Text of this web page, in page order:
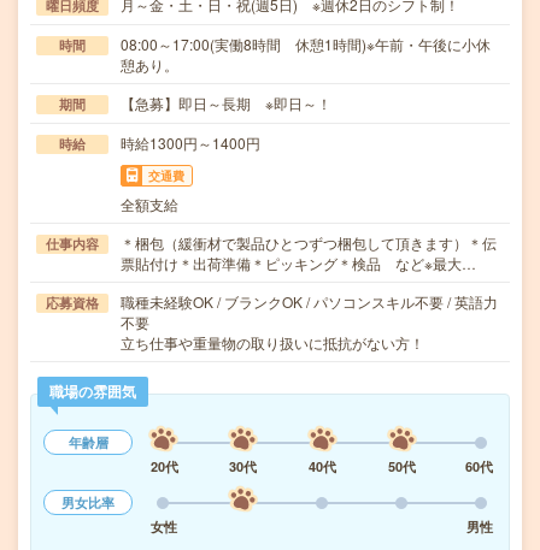
曜日頻度 月～金・土・日・祝(週5日) ※週休2日のシフト制！
時間
08:00～17:00(実働8時間 休憩1時間)※午前・午後に小休
憩あり。
期間 【急募】即日～長期 ※即日～！
時給 時給1300円～1400円
交通費
全額支給
仕事内容
＊梱包（緩衝材で製品ひとつずつ梱包して頂きます）＊伝
票貼付け＊出荷準備＊ピッキング＊検品 など※最大…
応募資格
職種未経験OK / ブランクOK / パソコンスキル不要 / 英語力
不要
立ち仕事や重量物の取り扱いに抵抗がない方！
職場の雰囲気
年齢層
20代
30代 40代 50代
60代
男女比率
女性
男性